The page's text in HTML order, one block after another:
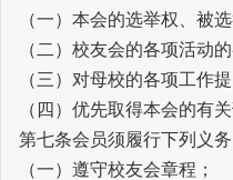
（一）本会的选举权、被
（二）校友会的各项活动
（三）对母校的各项工作
（四）优先取得本会的有
第七条会员须履行下列义务
（一）遵守校友会章程；